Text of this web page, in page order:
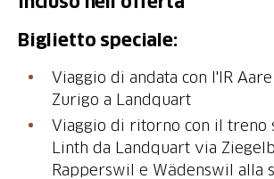
Biglietto speciale:
Viaggio di andata con l'IR
Zurigo a Landquart
Viaggio di ritorno con il treno
Linth da Landquart via
Rapperswil e Wädenswil alla